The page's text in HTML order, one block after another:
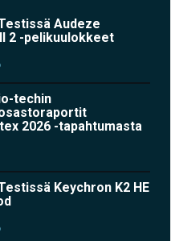
Audeze
2 -pelikuulokkeet
techin
2026 -tapahtumasta
Keychron K2 HE